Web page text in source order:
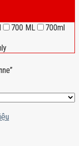
700 ML
700ml